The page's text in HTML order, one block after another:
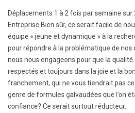
Déplacements 1 à 2 fois par semaine sur
Entreprise Bien sûr, ce serait facile de
équipe « jeune et dynamique » à la
pour répondre à la problématique de nos
nous nous engageons pour que la
respectés et toujours dans la joie et la
franchement, qui ne vous tiendrait pas
genre de formules galvaudées que l’on
confiance? Ce serait surtout réducteur.